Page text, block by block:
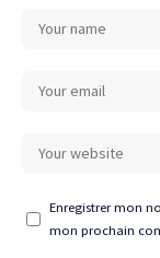
Enregistrer mon
mon prochain